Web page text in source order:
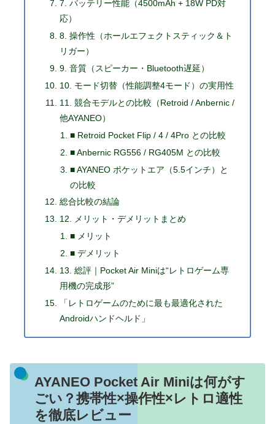
7. バッテリー性能（4500mAh + 18W PD対
応）
8. 操作性（ホールエフェクトスティック＆ト
リガー）
9. 音質（スピーカー・Bluetooth遅延）
10. モード切替（性能調整4モード）の実用性
11. 競合モデルとの比較（Retroid / Anbernic /
他AYANEO）
■ Retroid Pocket Flip / 4 / 4Pro との比較
■ Anbernic RG556 / RG405M との比較
■ AYANEO ポケットエア（5.5インチ）と
の比較
総合比較の結論
12. メリット・デメリットまとめ
■ メリット
■ デメリット
13. 総評｜Pocket Air Miniは“レトロゲーム専
用機の完成形”
「レトロゲームのために最も最適化された
Androidハンドヘルド」
AYANEO Pocket Air Miniは何がす
ごい？携帯性×操作性×レトロ適性
を徹底レビュー